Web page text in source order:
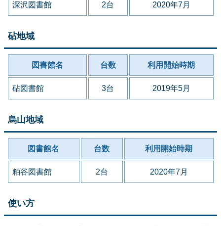
深沢図書館 2台 2020年7月
砧地域
図書館名 台数 利用開始時期
砧図書館 3台 2019年5月
烏山地域
図書館名 台数 利用開始時期
粕谷図書館 2台 2020年7月
使い方